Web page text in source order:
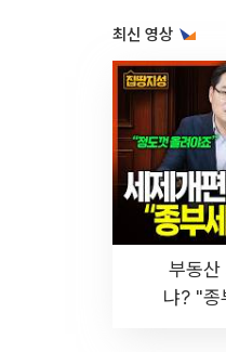
최신 영상
부동산
냐? "종